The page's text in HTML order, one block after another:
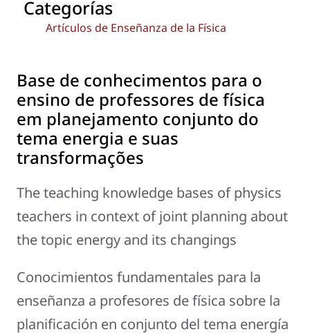
Categorías
Artículos de Enseñanza de la Física
Base de conhecimentos para o
ensino de professores de física
em planejamento conjunto do
tema energia e suas
transformações
The teaching knowledge bases of physics
teachers in context of joint planning about
the topic energy and its changings
Conocimientos fundamentales para la
enseñanza a profesores de física sobre la
planificación en conjunto del tema energía